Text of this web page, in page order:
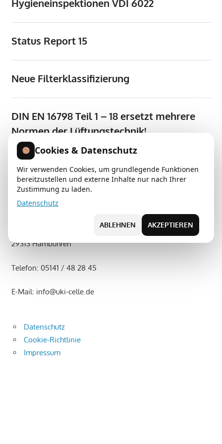
von
Planung
Montage,
bis
hin
zu
umfangreichen
Wartungsdienstleistungen
und
Hygieneinspektionen
6022.
Hygieneinspektionen VDI 6022
Status Report 15
Neue Filterklassifizierung
DIN EN 16798 Teil 1 – 18 ersetzt mehrere
Normen der Lüftungstechnik!
KONTAKT
Klima- und Lüftungstechnik in Hannover/Celle/Hamburg
Bremen/Berlin/Hildesheim
UKI Industriemontage GmbH Ahornallee 36
29313 Hambühren
Telefon: 05141 / 48 28 45
E-Mail: info@uki-celle.de
Datenschutz
Cookie-Richtlinie
Impressum
Cookies & Datenschutz
Wir verwenden Cookies, um grundlegende Funktionen
bereitzustellen und externe Inhalte nur nach Ihrer
Zustimmung zu laden.
Datenschutz
ABLEHNEN AKZEPTIEREN